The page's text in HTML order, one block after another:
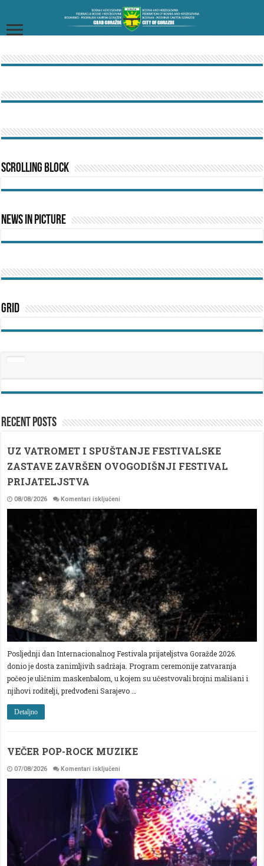
Scrolling Block
News In Picture
Grid
Recent Posts
UZ VATROMET I SPUŠTANJE FESTIVALSKE
ZASTAVE ZAVRŠEN OVOGODIŠNJI FESTIVAL
PRIJATELJSTVA
08/08/2026 Komentari isključeni
VATROMET
SPUŠTANJE
FESTIVALSKE
ZASTAVE
ZAVRŠEN
OVOGODIŠNJI
FESTIVAL
PRIJATELJSTVA
Posljednji dan Internacionalnog Festivala prijateljstva Goražde 2026.
donio je dosta zanimljivih sadržaja. Program ceremonije zatvaranja
počeo je uličnim maskenbalom, u kojem su učestvovali brojni mališani i
njihovi roditelji, predvođeni Sarajevo …
Detaljno
VEČER POP-ROCK MUZIKE
07/08/2026 Komentari isključeni
POP-
ROCK
MUZIKE